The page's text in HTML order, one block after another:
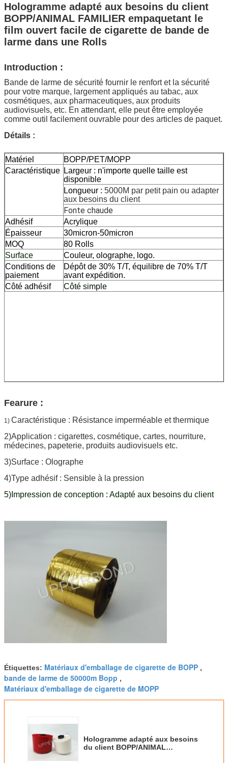
Hologramme adapté aux besoins du client
BOPP/ANIMAL FAMILIER empaquetant le
film ouvert facile de cigarette de bande de
larme dans une Rolls
Introduction :
Bande de larme de sécurité fournir le renfort et la sécurité
pour votre marque, largement appliqués au tabac, aux
cosmétiques, aux pharmaceutiques, aux produits
audiovisuels, etc. En attendant, elle peut être employée
comme outil facilement ouvrable pour des articles de paquet.
Détails :
Matériel
BOPP/PET/MOPP
Caractéristique Largeur : n'importe quelle taille est
disponible
Longueur : 5000M par petit pain ou adapter
aux besoins du client
Fonte chaude
Adhésif
Acrylique
Épaisseur
30micron-50micron
MOQ
80 Rolls
Surface
Couleur, olographe, logo.
Conditions de
paiement
Dépôt de 30% T/T, équilibre de 70% T/T
avant expédition.
Côté adhésif
Côté simple
Fearure :
1) Caractéristique : Résistance imperméable et thermique
2)Application : cigarettes, cosmétique, cartes, nourriture,
médecines, papeterie, produits audiovisuels etc.
3)Surface : Olographe
4)Type adhésif : Sensible à la pression
5)Impression de conception : Adapté aux besoins du client
Étiquettes: Matériaux d'emballage de cigarette de BOPP ,
bande de larme de 50000m Bopp ,
Matériaux d'emballage de cigarette de MOPP
Hologramme adapté aux besoins
du client BOPP/ANIMAL